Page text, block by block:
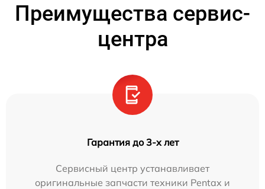
Преимущества сервис-
центра
Гарантия до 3-х лет
Сервисный центр устанавливает
оригинальные запчасти техники Pentax и